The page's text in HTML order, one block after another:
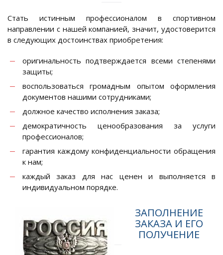
Стать истинным профессионалом в спортивном
направлении с нашей компанией, значит, удостоверится
в следующих достоинствах приобретения:
оригинальность подтверждается всеми степенями
защиты;
воспользоваться громадным опытом оформления
документов нашими сотрудниками;
должное качество исполнения заказа;
демократичность ценообразования за услуги
профессионалов;
гарантия каждому конфиденциальности обращения
к нам;
каждый заказ для нас ценен и выполняется в
индивидуальном порядке.
ЗАПОЛНЕНИЕ
ЗАКАЗА И ЕГО
ПОЛУЧЕНИЕ